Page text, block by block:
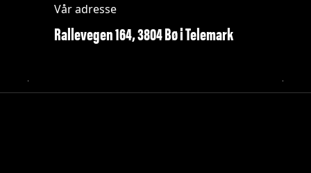
Vår adresse
Rallevegen 164, 3804 Bø i Telemark